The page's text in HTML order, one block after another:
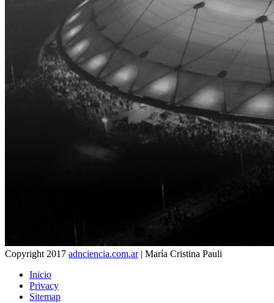
Copyright 2017 adnciencia.com.ar| María Cristina Pauli
Inicio
Privacy
Sitemap